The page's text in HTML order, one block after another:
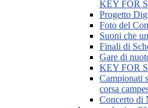
KEY FOR
Progetto
Foto del
Suoni che
Finali di
Gare di
KEY FOR
Campionati
corsa
Concerto di